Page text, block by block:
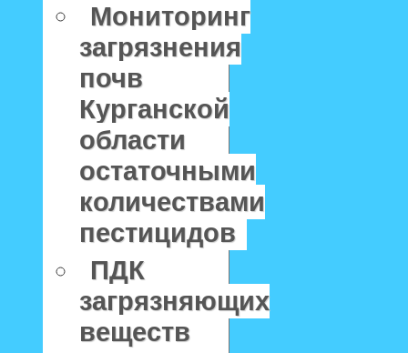
Мониторинг
загрязнения
почв
Курганской
области
остаточными
количествами
пестицидов
ПДК
загрязняющих
веществ